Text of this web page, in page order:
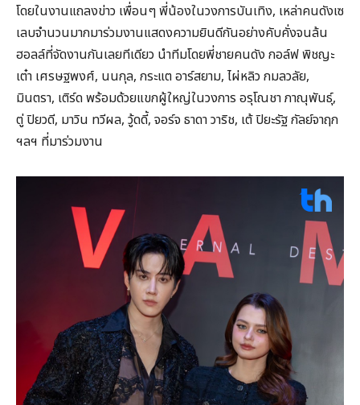
โดยในงานแถลงข่าว เพื่อนๆ พี่น้องในวงการบันเทิง, เหล่าคนดังเซ
เลบจำนวนมากมาร่วมงานแสดงความยินดีกันอย่างคับคั่งจนล้น
ฮอลล์ที่จัดงานกันเลยทีเดียว นำทีมโดยพี่ชายคนดัง กอล์ฟ พิชญะ
เต๋า เศรษฐพงศ์, นนกุล, กระแต อาร์สยาม, ไผ่หลิว กมลวลัย,
มินตรา, เติร์ด พร้อมด้วยแขกผู้ใหญ่ในวงการ อรุโณชา ภาณุพันธุ์,
ตู่ ปิยวดี, มาวิน ทวีผล, วู้ดดี้, จอร์จ ธาดา วาริช, เต้ ปิยะรัฐ กัลย์จาฤก
ฯลฯ ที่มาร่วมงาน